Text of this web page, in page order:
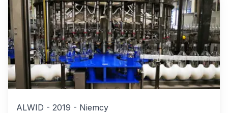
ALWID - 2019 - Niemcy